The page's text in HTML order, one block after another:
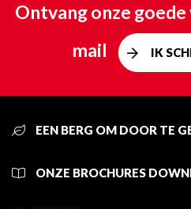
Ontvang onze
mail
IK
EEN BERG OM DOOR TE
ONZE BROCHURES